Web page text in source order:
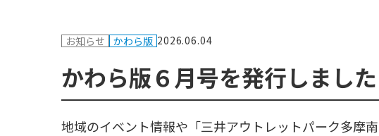
お知らせ かわら版 2026.06.04
かわら版６月号を発行しました
地域のイベント情報や「三井アウトレットパーク多摩